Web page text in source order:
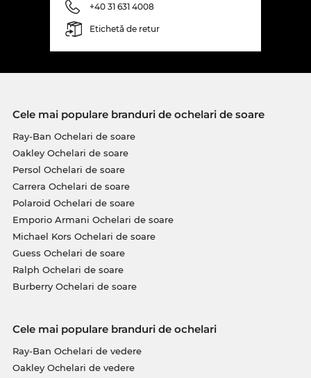
+40 31 631 4008
Etichetă de retur
Cele mai populare branduri de ochelari de soare
Ray-Ban Ochelari de soare
Oakley Ochelari de soare
Persol Ochelari de soare
Carrera Ochelari de soare
Polaroid Ochelari de soare
Emporio Armani Ochelari de soare
Michael Kors Ochelari de soare
Guess Ochelari de soare
Ralph Ochelari de soare
Burberry Ochelari de soare
Cele mai populare branduri de ochelari
Ray-Ban Ochelari de vedere
Oakley Ochelari de vedere